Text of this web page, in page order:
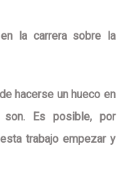
la carrera sobre la
hacerse un hueco en
Es posible, por
trabajo empezar y